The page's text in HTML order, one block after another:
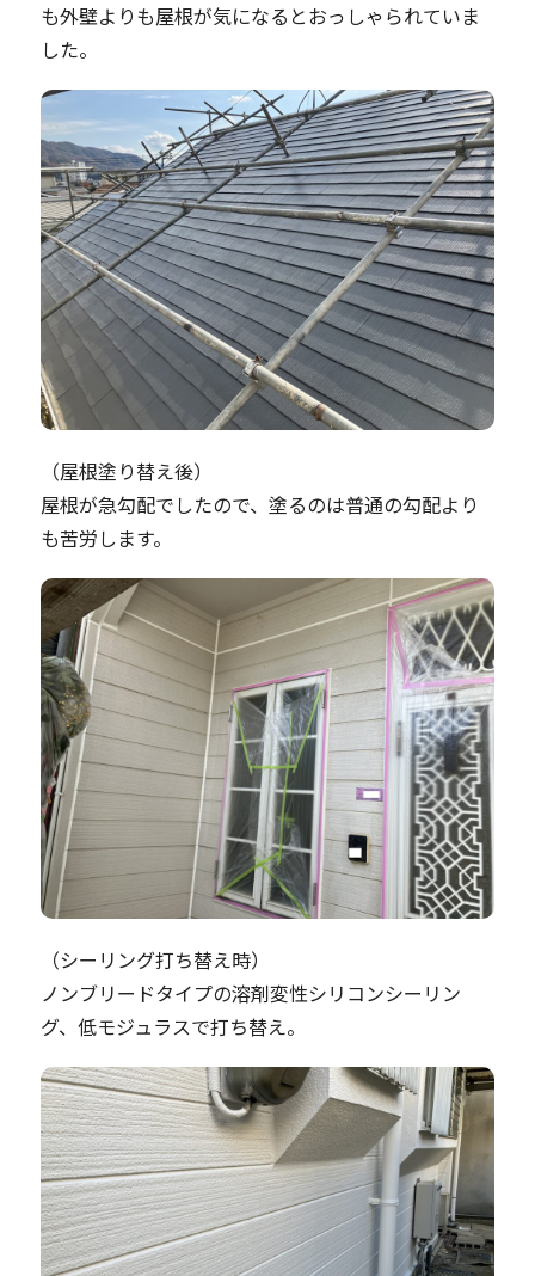
も外壁よりも屋根が気になるとおっしゃられていま
した。
（屋根塗り替え後）
屋根が急勾配でしたので、塗るのは普通の勾配より
も苦労します。
（シーリング打ち替え時）
ノンブリードタイプの溶剤変性シリコンシーリン
グ、低モジュラスで打ち替え。